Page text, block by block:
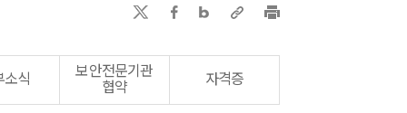
소식
보안전문기관
협약
자격증